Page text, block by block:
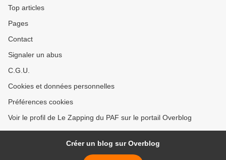
Top articles
Pages
Contact
Signaler un abus
C.G.U.
Cookies et données personnelles
Préférences cookies
Voir le profil de Le Zapping du PAF sur le portail Overblog
Créer un blog sur Overblog